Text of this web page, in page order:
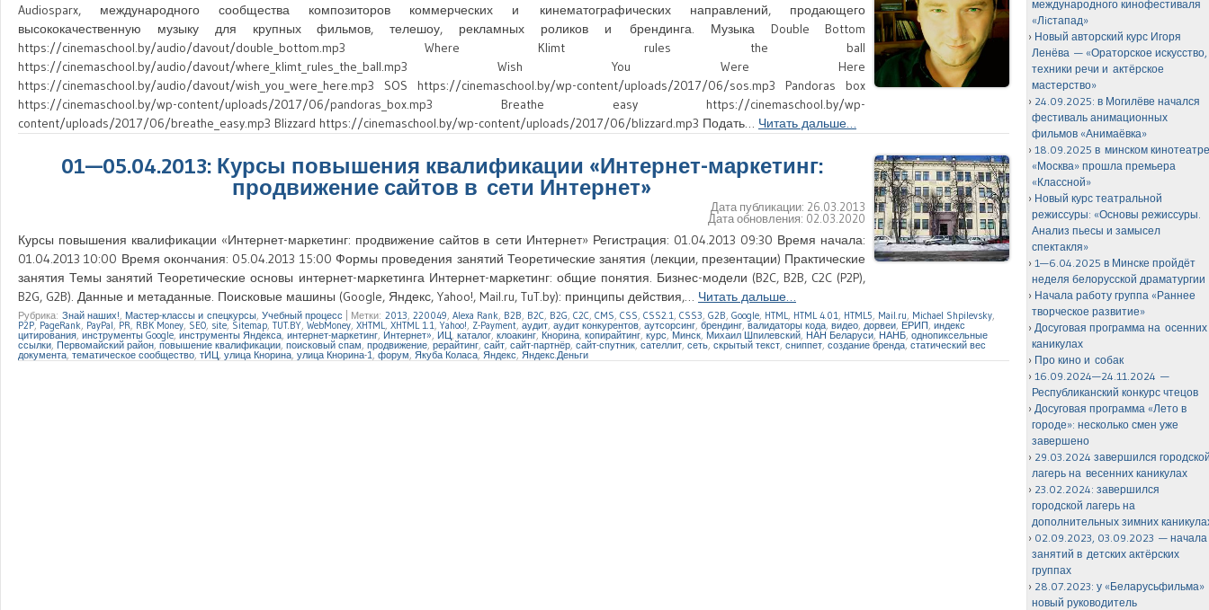
Audiosparx, международного сообщества композиторов коммерческих и кинематографических направлений, продающего
высококачественную музыку для крупных фильмов, телешоу, рекламных роликов и брендинга. Музыка Double Bottom
https://cinemaschool.by/audio/davout/double_bottom.mp3 Where Klimt rules the ball
https://cinemaschool.by/audio/davout/where_klimt_rules_the_ball.mp3 Wish You Were Here
https://cinemaschool.by/audio/davout/wish_you_were_here.mp3 SOS https://cinemaschool.by/wp-content/uploads/2017/06/sos.mp3 Pandoras box
https://cinemaschool.by/wp-content/uploads/2017/06/pandoras_box.mp3 Breathe easy https://cinemaschool.by/wp-
content/uploads/2017/06/breathe_easy.mp3 Blizzard https://cinemaschool.by/wp-content/uploads/2017/06/blizzard.mp3 Подать… Читать дальше…
01—05.04.2013: Курсы повышения квалификации «Интернет-маркетинг:
продвижение сайтов в сети Интернет»
Дата публикации: 26.03.2013
Дата обновления: 02.03.2020
Курсы повышения квалификации «Интернет-маркетинг: продвижение сайтов в сети Интернет» Регистрация: 01.04.2013 09:30 Время начала:
01.04.2013 10:00 Время окончания: 05.04.2013 15:00 Формы проведения занятий Теоретические занятия (лекции, презентации) Практические
занятия Темы занятий Теоретические основы интернет-маркетинга Интернет-маркетинг: общие понятия. Бизнес-модели (B2C, B2B, C2C (P2P),
B2G, G2B). Данные и метаданные. Поисковые машины (Google, Яндекс, Yahoo!, Mail.ru, TuT.by): принципы действия,… Читать дальше…
Рубрика: Знай наших! Мастер-классы и спецкурсы Учебный процесс Метки: 2013 220049 Alexa Rank B2B B2C B2G C2C CMS CSS CSS2.1 CSS3 G2B Google HTML HTML 4.01 HTML5 Mail.ru Michael Shpilevsky
P2P, PageRank PayPal PR RBK Money SEO site, Sitemap TUT.BY WebMoney XHTML XHTML 1.1 ,Yahoo! Z-Payment аудит аудит конкурентов аутсорсинг брендинг ,валидаторы кода видео дорвеи ЕРИП индекс
цитирования ,инструменты Google инструменты Яндекса интернет-маркетинг Интернет» , ИЦ каталог, клоакинг, Кнорина копирайтинг курс ,Минск Михаил Шпилевский НАН Беларуси, НАНБ однопиксельные
ссылки Первомайский район повышение квалификации, поисковый спам продвижение ,рерайтинг сайт сайт-партнёр сайт-спутник сателлит сеть скрытый текст сниппет создание бренда, статический вес
документа ,тематическое сообщество тИЦ улица Кнорина улица Кнорина-1, форум Якуба Коласа, Яндекс Яндекс.Деньги
международного кинофестиваля
«Лiстапад»
Новый авторский курс Игоря
Ленёва — «Ораторское искусство,
техники речи и актёрское
мастерство»
24.09.2025: в Могилёве начался
фестиваль анимационных
фильмов «Анимаёвка»
18.09.2025 в минском
«Москва» прошла премьера
«Классной»
Новый курс театральной
режиссуры: «Основы режиссуры.
Анализ пьесы и замысел
спектакля»
1—6.04.2025 в Минске пройдёт
неделя белорусской драматургии
Начала работу группа «Раннее
творческое развитие»
Досуговая программа на осенних
каникулах
Про кино и собак
16.09.2024—24.11.2024 —
Республиканский конкурс чтецов
Досуговая программа «Лето в
городе»: несколько смен уже
завершено
29.03.2024 завершился
лагерь на весенних каникулах
23.02.2024: завершился
городской лагерь на
дополнительных зимних
02.09.2023, 03.09.2023 — начала
занятий в детских актёрских
группах
28.07.2023: у «Беларусьфильма»
новый руководитель